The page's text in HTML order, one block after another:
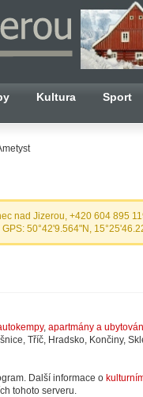
Kultura Sport
nad Jizerou, +420 604 895
50°42'9.564"N,
, apartmány a
Tříč, Hradsko, Končiny,
Další informace o
tohoto serveru.